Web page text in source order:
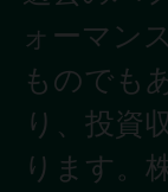
ォーマン
ものでも
り、投資
ります。